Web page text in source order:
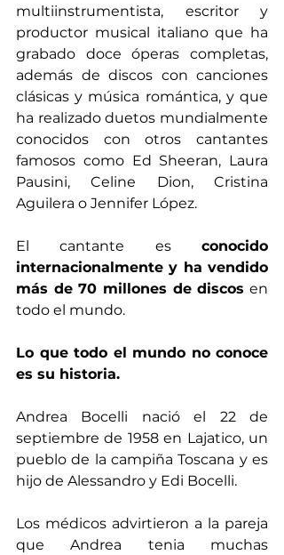
multiinstrumentista, escritor y
productor musical italiano que ha
grabado doce óperas completas,
además de discos con canciones
clásicas y música romántica, y que
ha realizado duetos mundialmente
conocidos con otros cantantes
famosos como Ed Sheeran, Laura
Pausini, Celine Dion, Cristina
Aguilera o Jennifer López.
El cantante es conocido
internacionalmente y ha vendido
más de 70 millones de discos en
todo el mundo.
Lo que todo el mundo no conoce
es su historia.
Andrea Bocelli nació el 22 de
septiembre de 1958 en Lajatico, un
pueblo de la campiña Toscana y es
hijo de Alessandro y Edi Bocelli.
Los médicos advirtieron a la pareja
que Andrea tenia muchas